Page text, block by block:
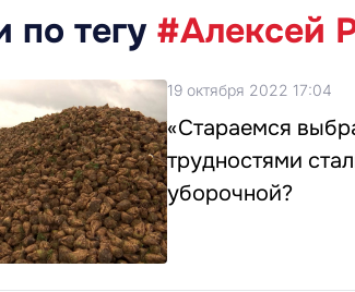
по тегу #Алексей
19 октября 2022 17:04
«Стараемся
трудностями
уборочной?